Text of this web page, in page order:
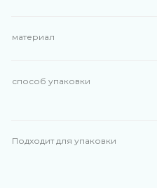
материал
способ упаковки
Подходит для упаковки